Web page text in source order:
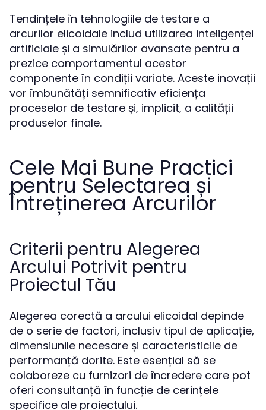
Tendințele în tehnologiile de testare a
arcurilor elicoidale includ utilizarea inteligenței
artificiale și a simulărilor avansate pentru a
prezice comportamentul acestor
componente în condiții variate. Aceste inovații
vor îmbunătăți semnificativ eficiența
proceselor de testare și, implicit, a calității
produselor finale.
Cele Mai Bune Practici
pentru Selectarea și
Întreținerea Arcurilor
Criterii pentru Alegerea
Arcului Potrivit pentru
Proiectul Tău
Alegerea corectă a arcului elicoidal depinde
de o serie de factori, inclusiv tipul de aplicație,
dimensiunile necesare și caracteristicile de
performanță dorite. Este esențial să se
colaboreze cu furnizori de încredere care pot
oferi consultanță în funcție de cerințele
specifice ale proiectului.